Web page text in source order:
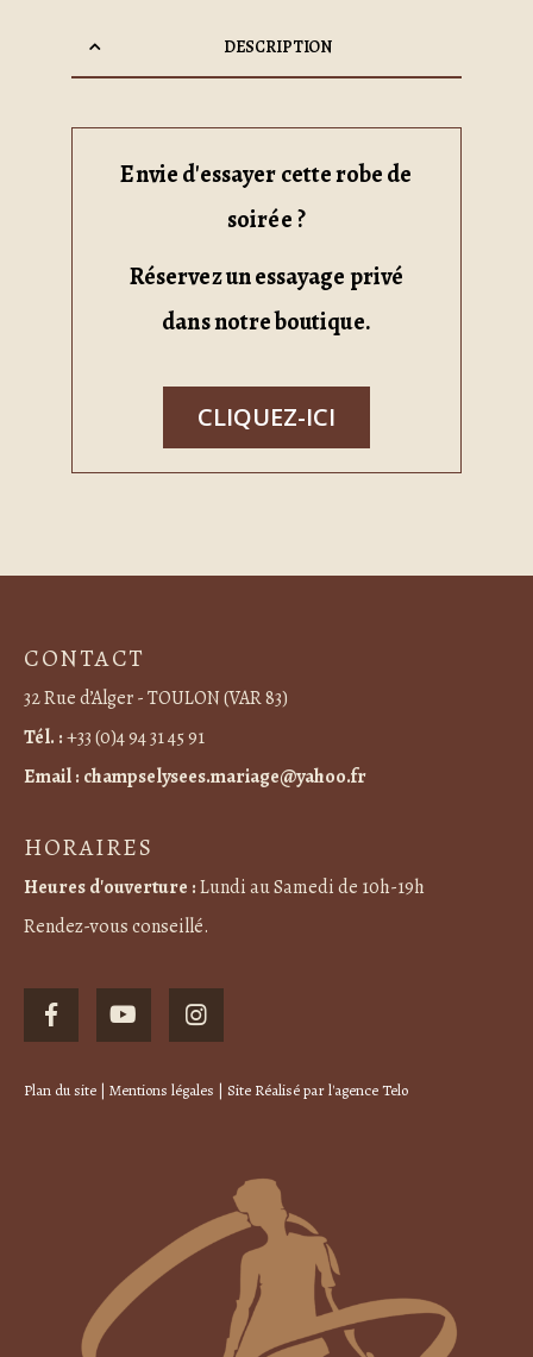
DESCRIPTION
Envie d'essayer cette robe de
soirée ?
Réservez un essayage privé
dans notre boutique.
CLIQUEZ-ICI
CONTACT
32 Rue d’Alger - TOULON (VAR 83)
Tél. :+33 (0)4 94 31 45 91
Email : champselysees.mariage@yahoo.fr
HORAIRES
Heures d'ouverture :Lundi au Samedi de 10h-19h
Rendez-vous conseillé.
Plan du site | Mentions légales | Site Réalisé parl'agence Telo